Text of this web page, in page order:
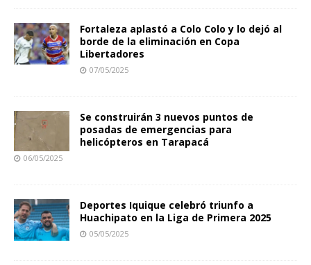
Fortaleza aplastó a Colo Colo y lo dejó al
borde de la eliminación en Copa
Libertadores
07/05/2025
Se construirán 3 nuevos puntos de
posadas de emergencias para
helicópteros en Tarapacá
06/05/2025
Deportes Iquique celebró triunfo a
Huachipato en la Liga de Primera 2025
05/05/2025